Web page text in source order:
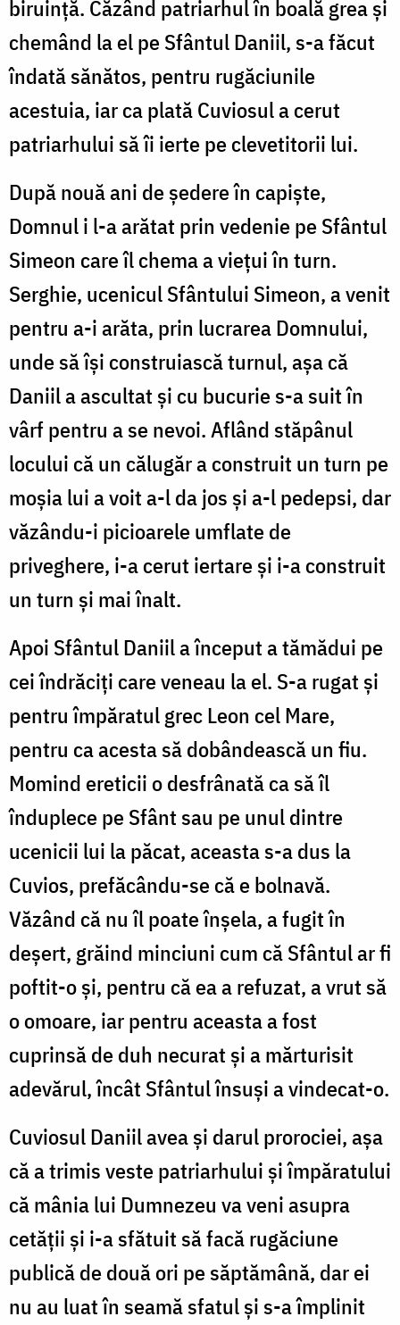
biruinţă. Căzând patriarhul în boală grea şi
chemând la el pe Sfântul Daniil, s-a făcut
îndată sănătos, pentru rugăciunile
acestuia, iar ca plată Cuviosul a cerut
patriarhului să îi ierte pe clevetitorii lui.
După nouă ani de şedere în capişte,
Domnul i l-a arătat prin vedenie pe Sfântul
Simeon care îl chema a vieţui în turn.
Serghie, ucenicul Sfântului Simeon, a venit
pentru a-i arăta, prin lucrarea Domnului,
unde să îşi construiască turnul, aşa că
Daniil a ascultat şi cu bucurie s-a suit în
vârf pentru a se nevoi. Aflând stăpânul
locului că un călugăr a construit un turn pe
moşia lui a voit a-l da jos şi a-l pedepsi, dar
văzându-i picioarele umflate de
priveghere, i-a cerut iertare şi i-a construit
un turn şi mai înalt.
Apoi Sfântul Daniil a început a tămădui pe
cei îndrăciţi care veneau la el. S-a rugat şi
pentru împăratul grec Leon cel Mare,
pentru ca acesta să dobândească un fiu.
Momind ereticii o desfrânată ca să îl
înduplece pe Sfânt sau pe unul dintre
ucenicii lui la păcat, aceasta s-a dus la
Cuvios, prefăcându-se că e bolnavă.
Văzând că nu îl poate înşela, a fugit în
deşert, grăind minciuni cum că Sfântul ar fi
poftit-o şi, pentru că ea a refuzat, a vrut să
o omoare, iar pentru aceasta a fost
cuprinsă de duh necurat şi a mărturisit
adevărul, încât Sfântul însuşi a vindecat-o.
Cuviosul Daniil avea şi darul prorociei, aşa
că a trimis veste patriarhului şi împăratului
că mânia lui Dumnezeu va veni asupra
cetăţii şi i-a sfătuit să facă rugăciune
publică de două ori pe săptămână, dar ei
nu au luat în seamă sfatul şi s-a împlinit